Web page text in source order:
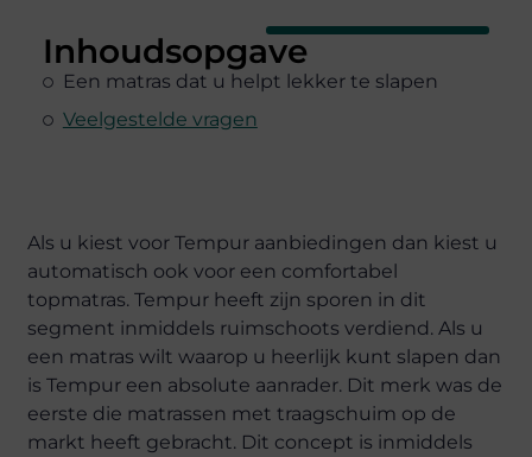
Inhoudsopgave
Een matras dat u helpt lekker te slapen
Veelgestelde vragen
Als u kiest voor Tempur aanbiedingen dan kiest u
automatisch ook voor een comfortabel
topmatras. Tempur heeft zijn sporen in dit
segment inmiddels ruimschoots verdiend. Als u
een matras wilt waarop u heerlijk kunt slapen dan
is Tempur een absolute aanrader. Dit merk was de
eerste die matrassen met traagschuim op de
markt heeft gebracht. Dit concept is inmiddels